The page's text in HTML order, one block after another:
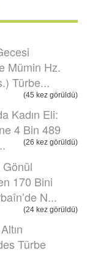
Mümin Hz.
Türbe...
(45 kez görüldü)
Kadın Eli:
4 Bin 489
(26 kez görüldü)
Gönül
170 Bini
N...
(24 kez görüldü)
Türbe